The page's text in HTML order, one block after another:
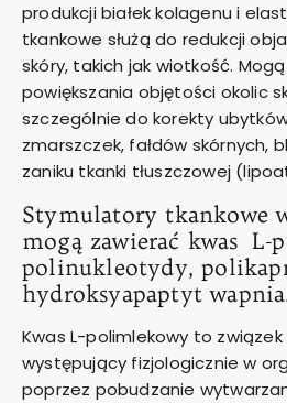
produkcji białek kolagenu i
tkankowe służą do redukcji
skóry, takich jak wiotkość.
powiększania objętości okolic
szczególnie do korekty
zmarszczek, fałdów skórnych,
zaniku tkanki tłuszczowej
Stymulatory tkankowe
mogą zawierać kwas L-
polinukleotydy,
hydroksyapaptyt
Kwas L-polimlekowy to
występujący fizjologicznie w
poprzez pobudzanie